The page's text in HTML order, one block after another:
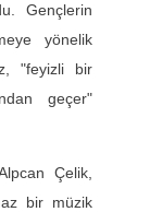
Gençlerin
yönelik
"feyizli bir
geçer"
Çelik,
bir müzik